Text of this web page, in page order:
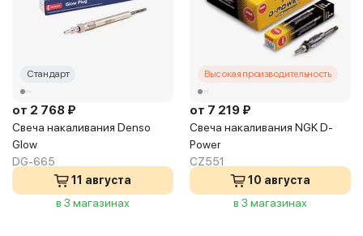
Стандарт
от 2 768 ₽
Свеча накаливания Denso
Glow
DG-665
11 августа
в 3 магазинах
Высокая производительность
от 7 219 ₽
Свеча накаливания NGK D-
Power
CZ551
10 августа
в 3 магазинах